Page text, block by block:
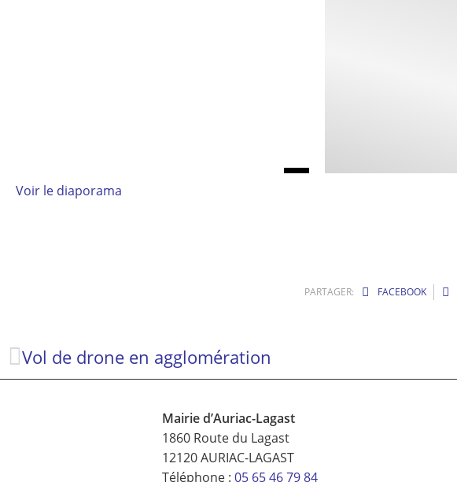
Voir le diaporama
PARTAGER: FACEBOOK
Vol de drone en agglomération
Mairie d’Auriac-Lagast
1860 Route du Lagast
12120 AURIAC-LAGAST
Téléphone : 05 65 46 79 84